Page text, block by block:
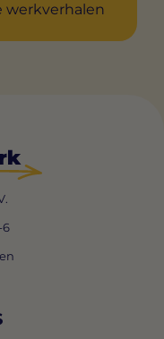
werkverhalen
6